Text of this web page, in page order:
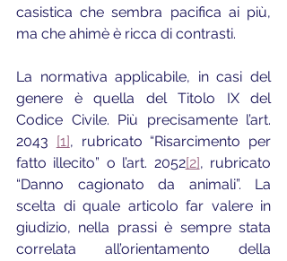
casistica che sembra pacifica ai più,
ma che ahimè è ricca di contrasti.
La normativa applicabile, in casi del
genere è quella del Titolo IX del
Codice Civile. Più precisamente l’art.
2043 [1], rubricato “Risarcimento per
fatto illecito” o l’art. 2052[2], rubricato
“Danno cagionato da animali”. La
scelta di quale articolo far valere in
giudizio, nella prassi è sempre stata
correlata all’orientamento della